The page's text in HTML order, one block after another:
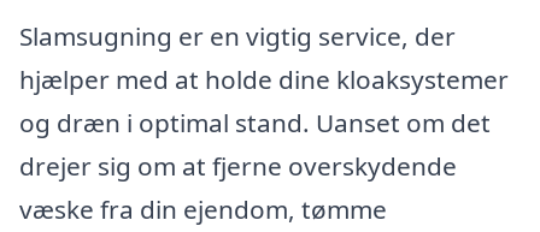
Slamsugning er en vigtig service, der
hjælper med at holde dine kloaksystemer
og dræn i optimal stand. Uanset om det
drejer sig om at fjerne overskydende
væske fra din ejendom, tømme